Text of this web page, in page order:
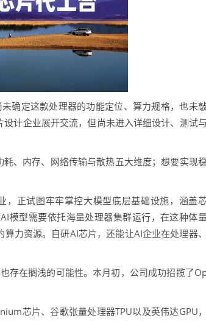
定这款处理器的功能定位、算力规格，也未
计企业展开交流，但尚未进入详细设计、测试与
、内存、网络传输与散热五大维度；想要实现稳
正试图牢牢掌控大模型底层基础设施，涵盖芯
模型需要依托海量处理器集群运行，在这种体
力资源。自研AI芯片，还能让AI企业在处理器、
在搁浅的可能性。本月初，公司成功招揽了
芯片、谷歌张量处理器TPU以及英伟达GPU，